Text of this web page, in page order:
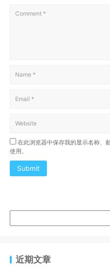
在此浏览器中保存我的显示名称、
使用。
Submit
近期文章